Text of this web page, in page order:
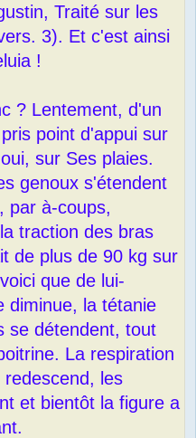
Traité sur les
3). Et c'est ainsi
!
? Lentement, d'un
point d'appui sur
sur Ses plaies.
genoux s'étendent
par à-coups,
traction des bras
de plus de 90 kg sur
que de lui-
diminue, la tétanie
se détendent, tout
La respiration
les
et bientôt la figure a